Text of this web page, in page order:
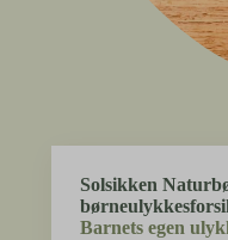
Solsikken
Barnets egen